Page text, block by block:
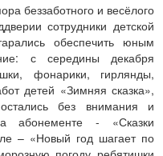
беззаботного и весёлого
сотрудники детской
обеспечить юным
с середины декабря
фонарики, гирлянды,
детей «Зимняя сказка»,
без внимания и
абонементе - «Сказки
– «Новый год шагает по